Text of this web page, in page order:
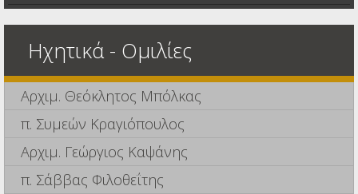
Ηχητικά - Ομιλίες
Αρχιμ. Θεόκλητος Μπόλκας
π. Συμεών Κραγιόπουλος
Αρχιμ. Γεώργιος Καψάνης
π. Σάββας Φιλοθεΐτης